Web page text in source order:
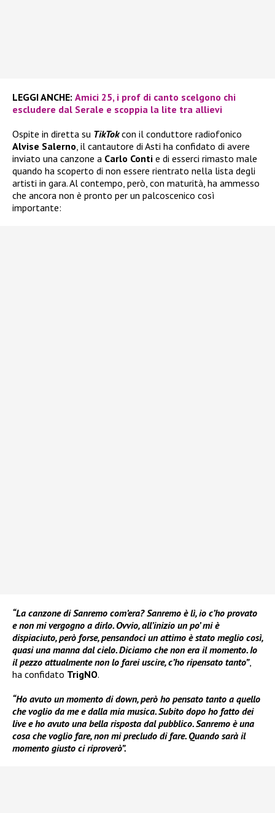
LEGGI ANCHE: Amici 25, i prof di canto scelgono chi
escludere dal Serale e scoppia la lite tra allievi
Ospite in diretta su TikTokcon il conduttore radiofonico
Alvise Salerno, il cantautore di Asti ha confidato di avere
inviato una canzone a Carlo Conti e di esserci rimasto male
quando ha scoperto di non essere rientrato nella lista degli
artisti in gara. Al contempo, però, con maturità, ha ammesso
che ancora non è pronto per un palcoscenico così
importante:
“La canzone di Sanremo com’era? Sanremo è lì, io c’ho provato
e non mi vergogno a dirlo. Ovvio, all’inizio un po’ mi è
dispiaciuto, però forse, pensandoci un attimo è stato meglio così,
quasi una manna dal cielo. Diciamo che non era il momento. Io
il pezzo attualmente non lo farei uscire, c’ho ripensato tanto”,
ha confidato TrigNO.
“Ho avuto un momento di down, però ho pensato tanto a quello
che voglio da me e dalla mia musica. Subito dopo ho fatto dei
live e ho avuto una bella risposta dal pubblico. Sanremo è una
cosa che voglio fare, non mi precludo di fare. Quando sarà il
momento giusto ci riproverò”.